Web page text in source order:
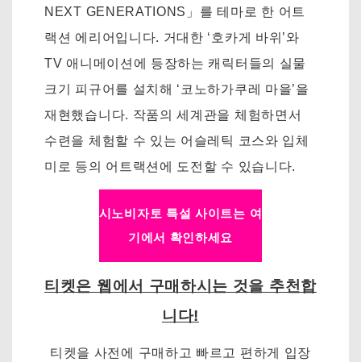
NEXT GENERATIONS」를 테마로 한 어트
랙션 에리어입니다. 거대한 ‘호카게 바위’와
TV 애니메이션에 등장하는 캐릭터들의 실물
크기 피규어를 설치해 ‘코노하가쿠레 마을’을
재현했습니다. 작품의 세계관을 체험하면서
수련을 체험할 수 있는 어슬레틱 코스와 입체
미로 등의 어트랙션에 도전할 수 있습니다.
시노비자토 특설 사이트는 여
기에서 확인하세요
티켓은 웹에서 구매하시는 것을 추천합
니다!
티켓을 사전에 구매하고 빠르고 편하게 입장